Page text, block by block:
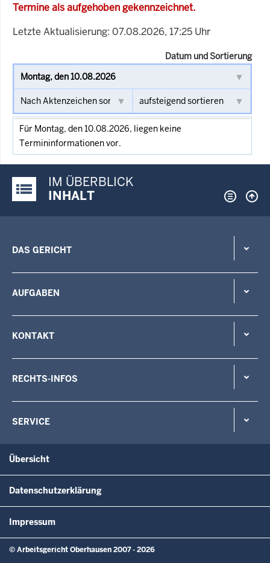
Termine als aufgehoben gekennzeichnet.
Letzte Aktualisierung: 07.08.2026, 17:25 Uhr
Datum und Sortierung
Für Montag, den 10.08.2026, liegen keine
Termininformationen vor.
Justiz-Portal im Überblick:
IM ÜBERBLICK
INHALT
DAS GERICHT
AUFGABEN
KONTAKT
RECHTS-INFOS
SERVICE
Übersicht
Datenschutzerklärung
Impressum
© Arbeitsgericht Oberhausen 2007 - 2026